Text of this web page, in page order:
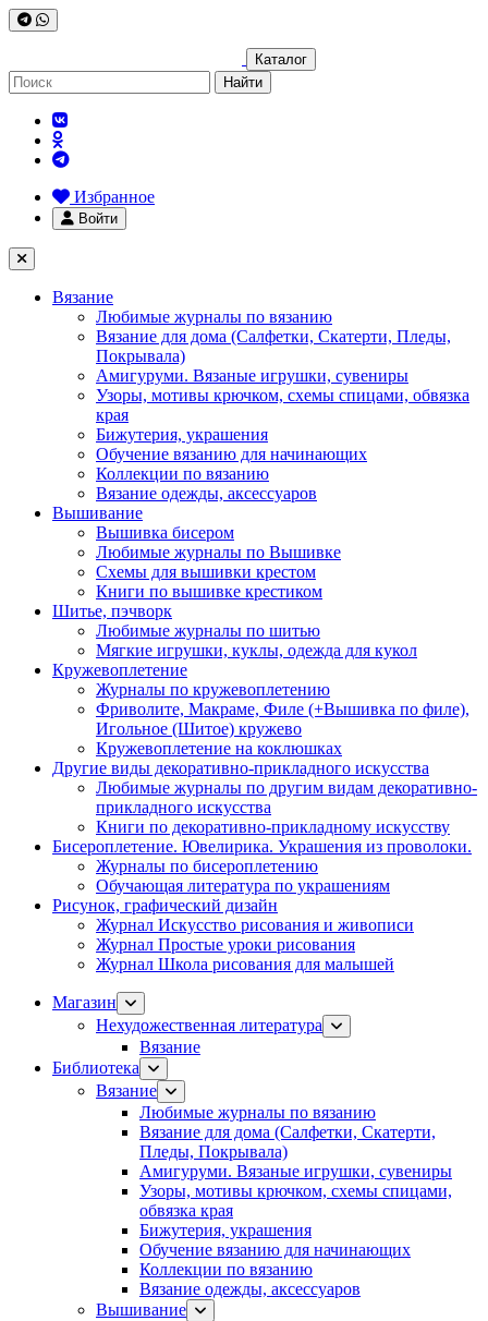
Каталог
Найти
Избранное
Войти
Вязание
Любимые журналы по вязанию
Вязание для дома (Салфетки, Скатерти, Пледы,
Покрывала)
Амигуруми. Вязаные игрушки, сувениры
Узоры, мотивы крючком, схемы спицами, обвязка
края
Бижутерия, украшения
Обучение вязанию для начинающих
Коллекции по вязанию
Вязание одежды, аксессуаров
Вышивание
Вышивка бисером
Любимые журналы по Вышивке
Схемы для вышивки крестом
Книги по вышивке крестиком
Шитье, пэчворк
Любимые журналы по шитью
Мягкие игрушки, куклы, одежда для кукол
Кружевоплетение
Журналы по кружевоплетению
Фриволите, Макраме, Филе (+Вышивка по филе),
Игольное (Шитое) кружево
Кружевоплетение на коклюшках
Другие виды декоративно-прикладного искусства
Любимые журналы по другим видам декоративно-
прикладного искусства
Книги по декоративно-прикладному искусству
Бисероплетение. Ювелирика. Украшения из проволоки.
Журналы по бисероплетению
Обучающая литература по украшениям
Рисунок, графический дизайн
Журнал Искусство рисования и живописи
Журнал Простые уроки рисования
Журнал Школа рисования для малышей
Магазин
Нехудожественная литература
Вязание
Библиотека
Вязание
Любимые журналы по вязанию
Вязание для дома (Салфетки, Скатерти,
Пледы, Покрывала)
Амигуруми. Вязаные игрушки, сувениры
Узоры, мотивы крючком, схемы спицами,
обвязка края
Бижутерия, украшения
Обучение вязанию для начинающих
Коллекции по вязанию
Вязание одежды, аксессуаров
Вышивание